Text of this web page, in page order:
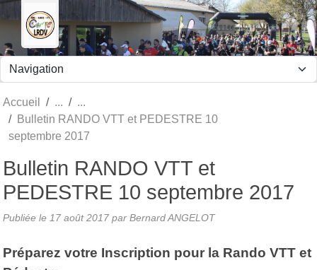
Accueil
Bulletin RANDO VTT et PEDESTRE 10
septembre 2017
Bulletin RANDO VTT et
PEDESTRE 10 septembre 2017
Publiée le 17 août 2017 par Bernard ANGELOT
Préparez votre Inscription pour la Rando VTT et
Panneau de gestion des cookies